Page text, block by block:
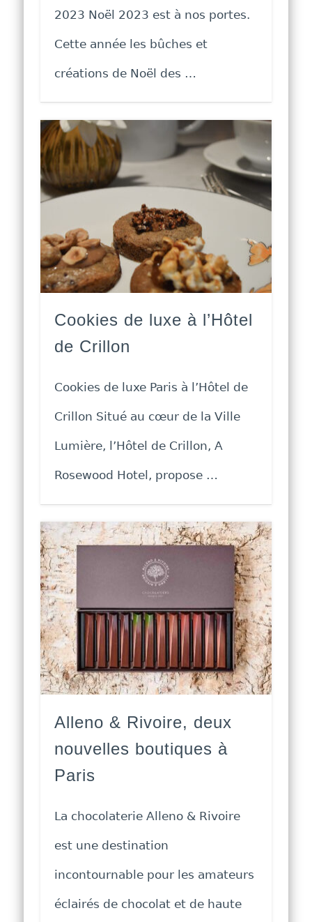
2023 Noël 2023 est à nos portes.
Cette année les bûches et
créations de Noël des …
Cookies de luxe à l’Hôtel
de Crillon
Cookies de luxe Paris à l’Hôtel de
Crillon Situé au cœur de la Ville
Lumière, l’Hôtel de Crillon, A
Rosewood Hotel, propose …
Alleno & Rivoire, deux
nouvelles boutiques à
Paris
La chocolaterie Alleno & Rivoire
est une destination
incontournable pour les amateurs
éclairés de chocolat et de haute